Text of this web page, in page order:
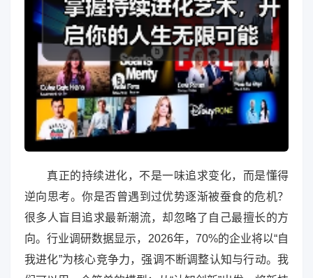
真正的持续进化，不是一味追求变化，而是懂得
逆向思考。你是否曾遇到过优势逐渐被蚕食的危机？
很多人盲目追求最新潮流，却忽略了自己最擅长的方
向。行业调研数据显示，2026年，70%的企业将以“自
我进化”为核心竞争力，强调不断调整认知与行动。我